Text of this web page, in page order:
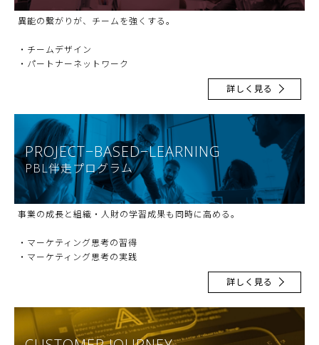
異能の繋がりが、チームを強くする。
・チームデザイン
・パートナーネットワーク
詳しく見る
PROJECT−BASED−LEARNING
PBL伴走プログラム
事業の成長と組織・人財の学習成果も同時に高める。
・マーケティング思考の習得
・マーケティング思考の実践
詳しく見る